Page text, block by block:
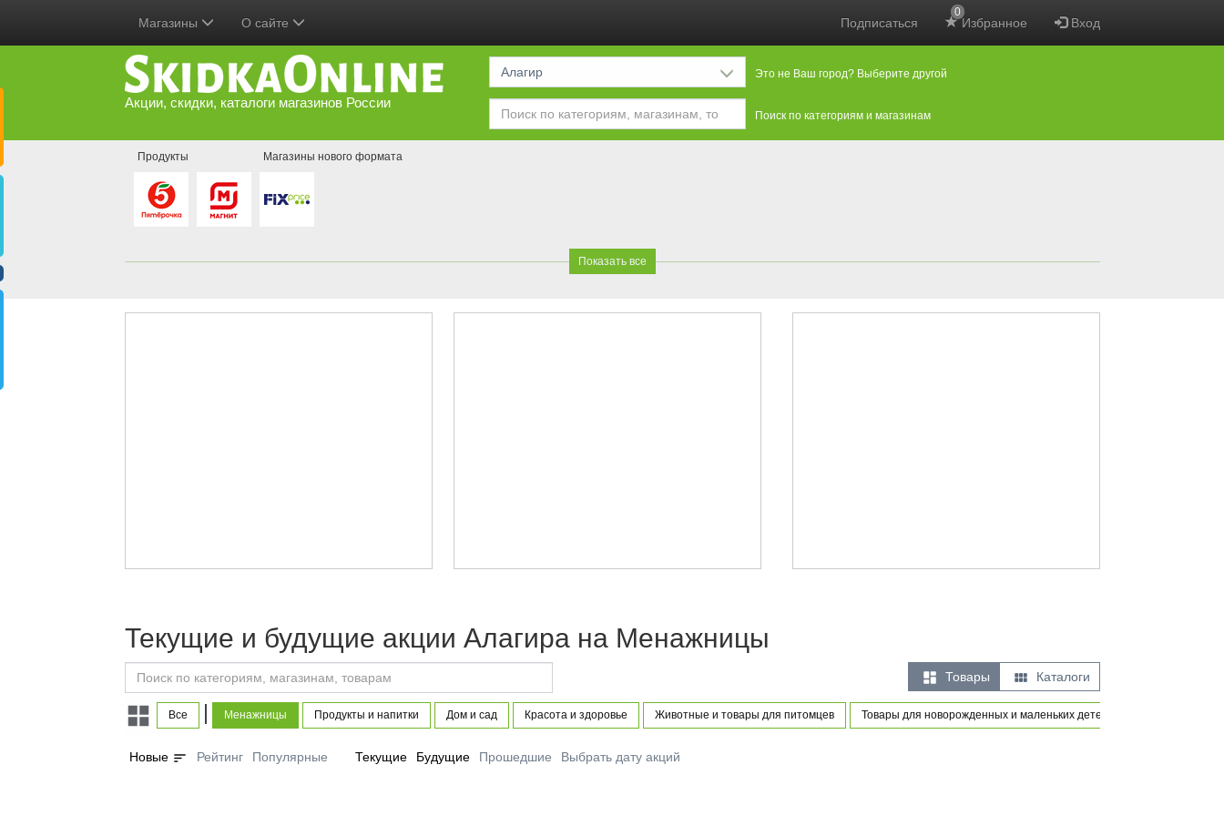
Подписаться Избранное
0
Вход
Магазины О сайте
Акции, скидки, каталоги магазинов России
Алагир Это не Ваш город? Выберите другой
Поиск по категориям и магазинам
Продукты Магазины нового формата
Показать все
Текущие и будущие акции Алагира на Менажницы
 Товары  Каталоги
Все | Менажницы Продукты и напитки Дом и сад Красота и здоровье Животные и товары для питомцев Товары для новорожденных и маленьких детей
Новые sort Рейтинг Популярные Текущие Будущие Прошедшие Выбрать дату акций